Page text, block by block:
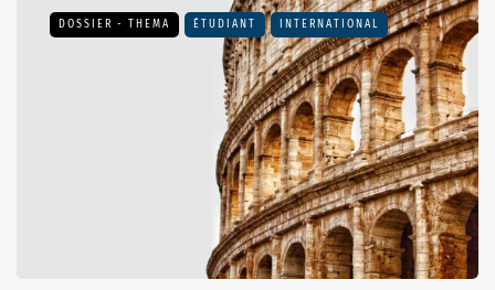
DOSSIER - THEMA ÉTUDIANT INTERNATIONAL